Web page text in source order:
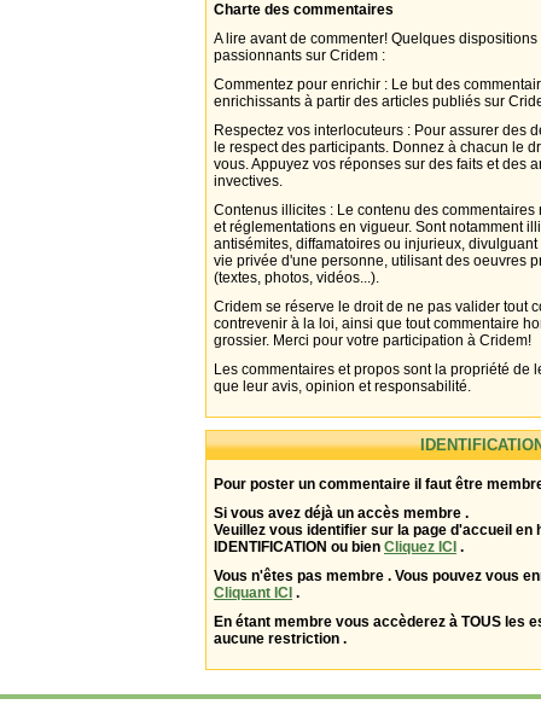
Charte des commentaires
A lire avant de commenter! Quelques
passionnants sur Cridem :
Commentez pour enrichir : Le but des
enrichissants à partir des articles publiés sur
Respectez vos interlocuteurs : Pour assurer des
le respect des participants. Donnez à chacun le
vous. Appuyez vos réponses sur des faits et des
invectives.
Contenus illicites : Le contenu des
et réglementations en vigueur. Sont notamment
antisémites, diffamatoires ou injurieux,
vie privée d'une personne, utilisant des oeuvres
(textes, photos, vidéos...).
Cridem se réserve le droit de ne pas valider tout
contrevenir à la loi, ainsi que tout commentaire
grossier. Merci pour votre participation à Cridem!
Les commentaires et propos sont la propriété de
que leur avis, opinion et responsabilité.
Pour poster un commentaire il faut être
Si vous avez déjà un accès membre .
Veuillez vous identifier sur la page d'accueil en
IDENTIFICATION ou bien Cliquez ICI .
Vous n'êtes pas membre . Vous pouvez vous
Cliquant ICI .
En étant membre vous accèderez à TOUS les
aucune restriction .